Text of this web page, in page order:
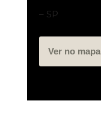
– SP
Ver no mapa